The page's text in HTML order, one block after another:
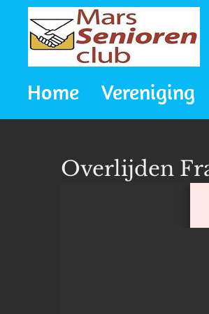
direct
naarHome Vereniging
Overlijden